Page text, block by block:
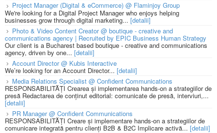
Project Manager (Digital & eCommerce) @ Flaminjoy Group
We're looking for a Digital Project Manager who enjoys helping
businesses grow through digital marketing... [detalii]
Photo & Video Content Creator @ boutique - creative and
communications agency | Recruited by EPIC Business Human Strategy
Our client is a Bucharest based boutique - creative and communications
agency, driven by one... [detalii]
Account Director @ Kubis Interactive
We’re looking for an Account Director... [detalii]
Media Relations Specialist @ Confident Communications
RESPONSABILITĂȚI Crearea și implementarea hands-on a strategiilor de
presă Redactarea de conținut editorial: comunicate de presă, interviuri,...
[detalii]
PR Manager @ Confident Communications
RESPONSABILITĂȚI Creare și implementare hands-on a strategiilor de
comunicare integrată pentru clienți B2B & B2C Implicare activă... [detalii]